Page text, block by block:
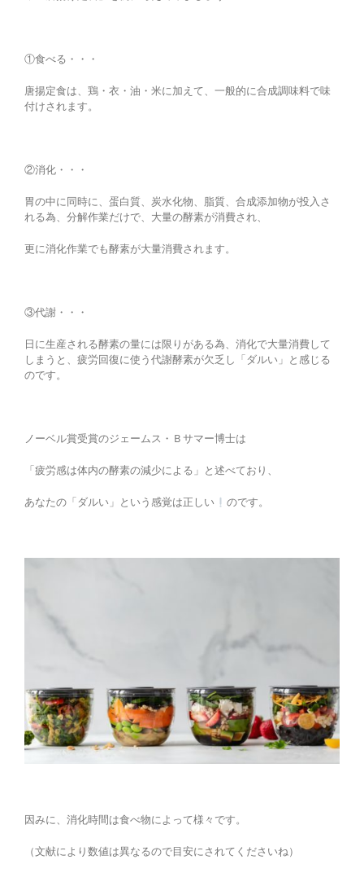
①食べる・・・
唐揚定食は、鶏・衣・油・米に加えて、一般的に合成調味料で味
付けされます。
②消化・・・
胃の中に同時に、蛋白質、炭水化物、脂質、合成添加物が投入さ
れる為、分解作業だけで、大量の酵素が消費され、
更に消化作業でも酵素が大量消費されます。
③代謝・・・
日に生産される酵素の量には限りがある為、消化で大量消費して
しまうと、疲労回復に使う代謝酵素が欠乏し「ダルい」と感じる
のです。
ノーベル賞受賞のジェームス・Ｂサマー博士は
「疲労感は体内の酵素の減少による」と述べており、
あなたの「ダルい」という感覚は正しい のです。
因みに、消化時間は食べ物によって様々です。
（文献により数値は異なるので目安にされてくださいね）